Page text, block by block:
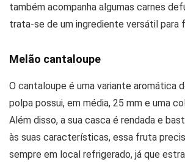
também acompanha algumas carnes
trata-se de um ingrediente versátil para
Melão cantaloupe
O cantaloupe é uma variante aromática
polpa possui, em média, 25 mm e uma
Além disso, a sua casca é rendada e
às suas características, essa fruta
sempre em local refrigerado, já que